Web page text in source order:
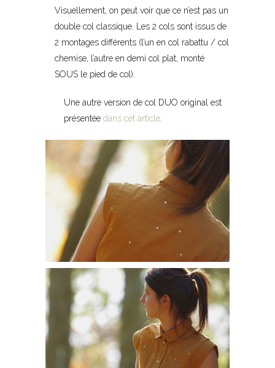
Visuellement, on peut voir que ce n’est pas un
double col classique. Les 2 cols sont issus de
2 montages différents (l’un en col rabattu / col
chemise, l’autre en demi col plat, monté
SOUS le pied de col).
Une autre version de col DUO original est
présentée dans cet article